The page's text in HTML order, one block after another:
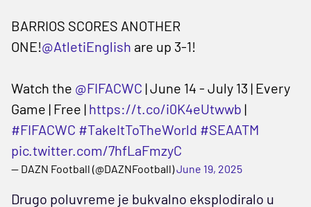
BARRIOS SCORES ANOTHER
ONE!@AtletiEnglish are up 3-1!
Watch the @FIFACWC | June 14 - July 13 | Every
Game | Free | https://t.co/i0K4eUtwwb |
#FIFACWC #TakeItToTheWorld #SEAATM
pic.twitter.com/7hfLaFmzyC
— DAZN Football (@DAZNFootball)June 19, 2025
Drugo poluvreme je bukvalno eksplodiralo u